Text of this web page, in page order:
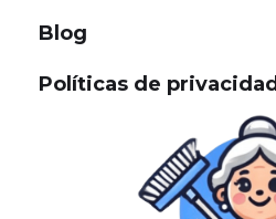
Blog
Políticas de privacidad